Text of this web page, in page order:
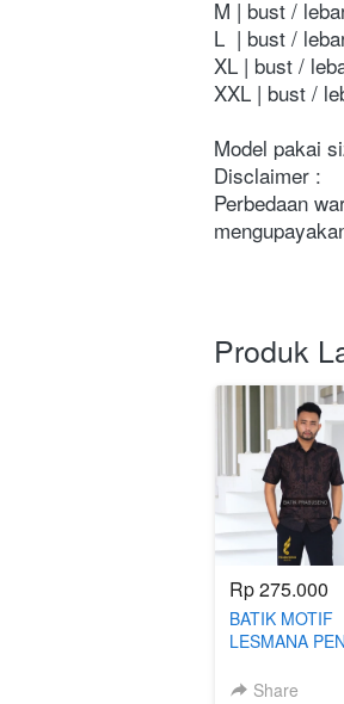
M | bust /
L  | bust /
XL | bust /
XXL | bust /
Model pakai
Disclaimer :
Perbedaan
Produk
Rp 275.000
BATIK MOTIF
LESMANA
Share